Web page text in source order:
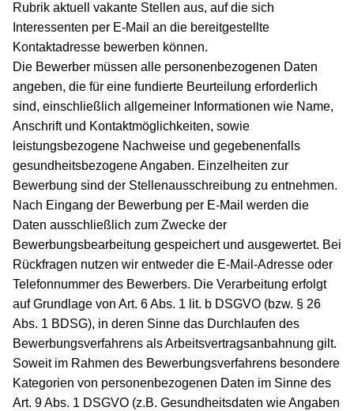
Rubrik aktuell vakante Stellen aus, auf die sich
Interessenten per E-Mail an die bereitgestellte
Kontaktadresse bewerben können.
Die Bewerber müssen alle personenbezogenen Daten
angeben, die für eine fundierte Beurteilung erforderlich
sind, einschließlich allgemeiner Informationen wie Name,
Anschrift und Kontaktmöglichkeiten, sowie
leistungsbezogene Nachweise und gegebenenfalls
gesundheitsbezogene Angaben. Einzelheiten zur
Bewerbung sind der Stellenausschreibung zu entnehmen.
Nach Eingang der Bewerbung per E-Mail werden die
Daten ausschließlich zum Zwecke der
Bewerbungsbearbeitung gespeichert und ausgewertet. Bei
Rückfragen nutzen wir entweder die E-Mail-Adresse oder
Telefonnummer des Bewerbers. Die Verarbeitung erfolgt
auf Grundlage von Art. 6 Abs. 1 lit. b DSGVO (bzw. § 26
Abs. 1 BDSG), in deren Sinne das Durchlaufen des
Bewerbungsverfahrens als Arbeitsvertragsanbahnung gilt.
Soweit im Rahmen des Bewerbungsverfahrens besondere
Kategorien von personenbezogenen Daten im Sinne des
Art. 9 Abs. 1 DSGVO (z.B. Gesundheitsdaten wie Angaben